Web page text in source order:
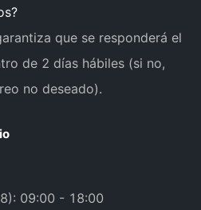
que se responderá el
de 2 días hábiles (si no,
no deseado).
09:00 - 18:00